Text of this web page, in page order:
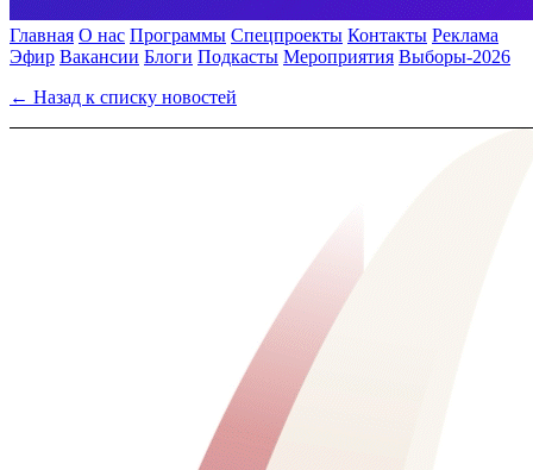
Главная О нас Программы Спецпроекты Контакты Реклама
Эфир Вакансии Блоги Подкасты Мероприятия Выборы-2026
← Назад к списку новостей